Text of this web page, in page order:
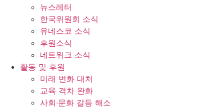
뉴스레터
한국위원회 소식
유네스코 소식
후원소식
네트워크 소식
활동 및 후원
미래 변화 대처
교육 격차 완화
사회∙문화 갈등 해소